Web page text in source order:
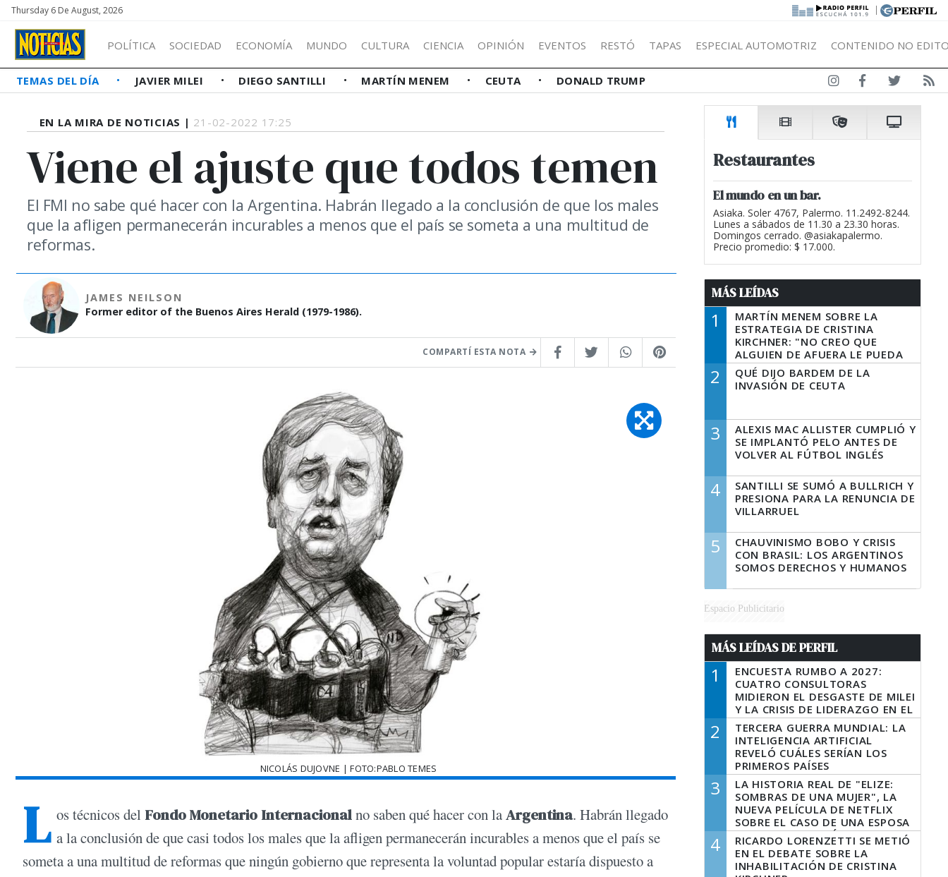
Thursday 6 De August, 2026 |
POLÍTICA SOCIEDAD ECONOMÍA MUNDO CULTURA CIENCIA OPINIÓN EVENTOS RESTÓ TAPAS ESPECIAL AUTOMOTRIZ CONTENIDO NO
TEMAS DEL DÍA JAVIER MILEI DIEGO SANTILLI MARTÍN MENEM CEUTA DONALD TRUMP
EN LA MIRA DE NOTICIAS | 21-02-2022 17:25
Viene el ajuste que todos temen
El FMI no sabe qué hacer con la Argentina. Habrán llegado a la conclusión de que los males
que la afligen permanecerán incurables a menos que el país se someta a una multitud de
reformas.
JAMES NEILSON
Former editor of the Buenos Aires Herald (1979-1986).
COMPARTÍ ESTA NOTA
NICOLÁS DUJOVNE | FOTO:PABLO TEMES
L os técnicos del Fondo Monetario Internacionalno saben qué hacer con laArgentina. Habrán llegado
a la conclusión de que casi todos los males que la afligen permanecerán incurables a menos que el país se
someta a una multitud de reformas que ningún gobierno que representa la voluntad popular estaría dispuesto a
Restaurantes
El mundo en un bar.
Asiaka. Soler 4767, Palermo. 11.2492-8244.
Lunes a sábados de 11.30 a 23.30 horas.
Domingos cerrado. @asiakapalermo.
Precio promedio: $ 17.000.
MÁS LEÍDAS
1
MARTÍN MENEM SOBRE LA
ESTRATEGIA DE CRISTINA
KIRCHNER: "NO CREO QUE
ALGUIEN DE AFUERA LE PUEDA
DECIR A LA JUSTICIA LO QUE
TIENE QUE HACER"
2
QUÉ DIJO BARDEM DE LA
INVASIÓN DE CEUTA
3
ALEXIS MAC ALLISTER CUMPLIÓ Y
SE IMPLANTÓ PELO ANTES DE
VOLVER AL FÚTBOL INGLÉS
4
SANTILLI SE SUMÓ A BULLRICH Y
PRESIONA PARA LA RENUNCIA DE
VILLARRUEL
5
CHAUVINISMO BOBO Y CRISIS
CON BRASIL: LOS ARGENTINOS
SOMOS DERECHOS Y HUMANOS
Espacio Publicitario
MÁS LEÍDAS DE PERFIL
1
ENCUESTA RUMBO A 2027:
CUATRO CONSULTORAS
MIDIERON EL DESGASTE DE MILEI
Y LA CRISIS DE LIDERAZGO EN EL
PERONISMO
2
TERCERA GUERRA MUNDIAL: LA
INTELIGENCIA ARTIFICIAL
REVELÓ CUÁLES SERÍAN LOS
PRIMEROS PAÍSES
LATINOAMERICANOS EN SER
DERROTADOS
3
LA HISTORIA REAL DE "ELIZE:
SOMBRAS DE UNA MUJER", LA
NUEVA PELÍCULA DE NETFLIX
SOBRE EL CASO DE UNA ESPOSA
QUE DESCUARTIZÓ A SU
MARIDO
4
RICARDO LORENZETTI SE METIÓ
EN EL DEBATE SOBRE LA
INHABILITACIÓN DE CRISTINA